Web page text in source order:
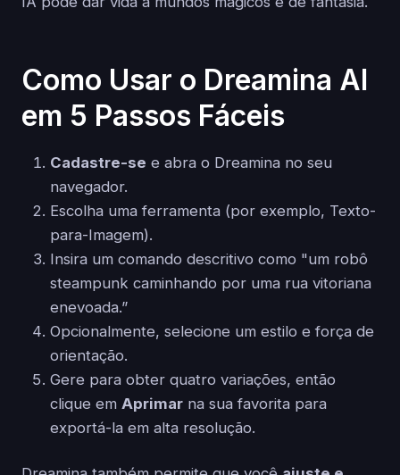
Como Usar o Dreamina AI
em 5 Passos Fáceis
Cadastre-se e abra o Dreamina no seu
navegador.
Escolha uma ferramenta (por exemplo, Texto-
para-Imagem).
Insira um comando descritivo como "um robô
steampunk caminhando por uma rua vitoriana
enevoada.”
Opcionalmente, selecione um estilo e força de
orientação.
Gere para obter quatro variações, então
clique em Aprimar na sua favorita para
exportá-la em alta resolução.